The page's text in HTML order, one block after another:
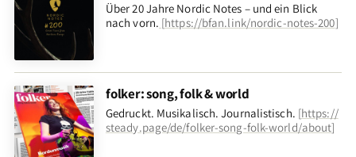
Über 20 Jahre Nordic Notes – und ein Blick
nach vorn. [https://bfan.link/nordic-notes-200]
folker: song, folk & world
Gedruckt. Musikalisch. Journalistisch. [https://
steady.page/de/folker-song-folk-world/about]